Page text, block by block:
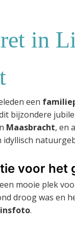
in
een
bijzondere
Maasbracht, en
idyllisch
voor het
mooie plek
droog was en
.